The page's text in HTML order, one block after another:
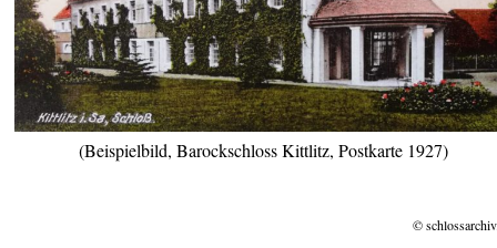
(Beispielbild, Barockschloss Kittlitz, Postkarte 1927)
©